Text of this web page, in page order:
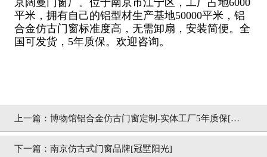
平米，拥有自己的铝型材生产基地50000平米，铝
合金仿古门窗标准度高，无需卸扇，安装简便。全
国可发货，5年质保。欢迎咨询。
上一篇： 博物馆铝合金仿古门窗定制-实体工厂5年质保[冠
墅阳光]
下一篇： 南京仿古式门窗品牌[冠墅阳光]